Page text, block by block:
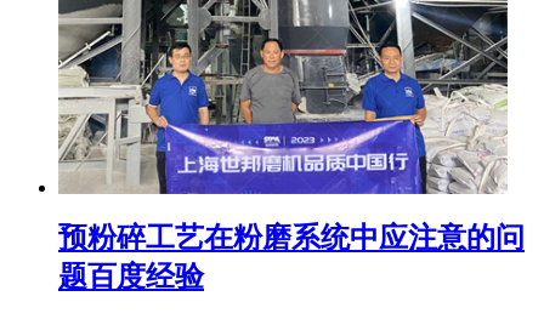
预粉碎工艺在粉磨系统中应注意的问
题百度经验